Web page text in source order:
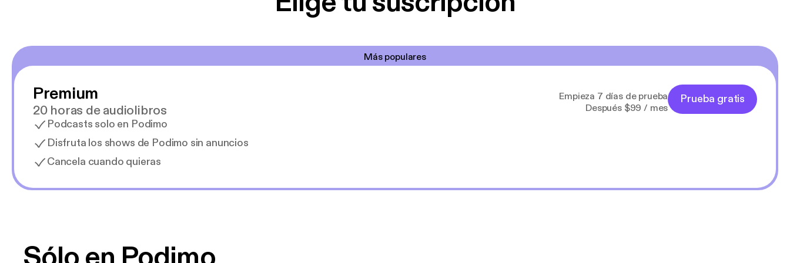
Más populares
Premium
20 horas de audiolibros
Podcasts solo en Podimo
Disfruta los shows de Podimo sin anuncios
Cancela cuando quieras
Empieza 7 días de prueba
Después $99 / mes
Prueba gratis